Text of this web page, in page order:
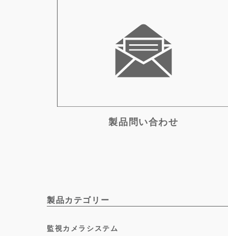
製品問い合わせ
製品カテゴリー
監視カメラシステム